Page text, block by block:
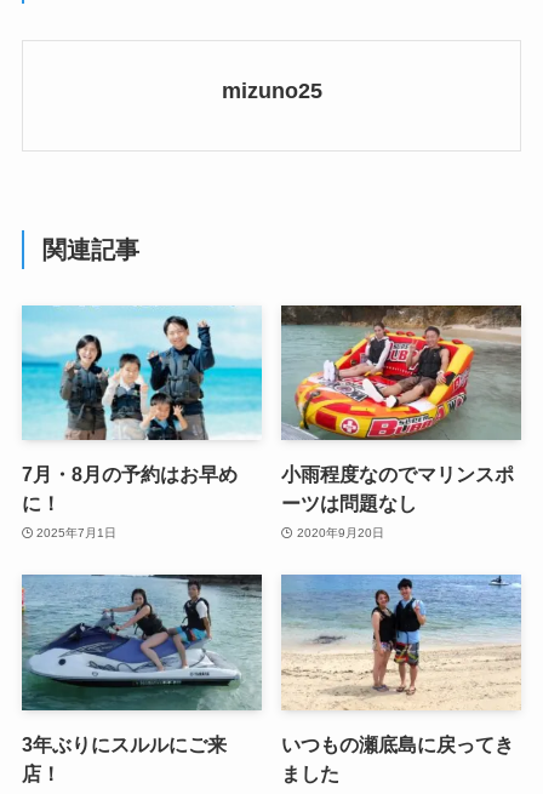
mizuno25
関連記事
7月・8月の予約はお早め
に！
2025年7月1日
小雨程度なのでマリンスポ
ーツは問題なし
2020年9月20日
3年ぶりにスルルにご来
店！
いつもの瀬底島に戻ってき
ました